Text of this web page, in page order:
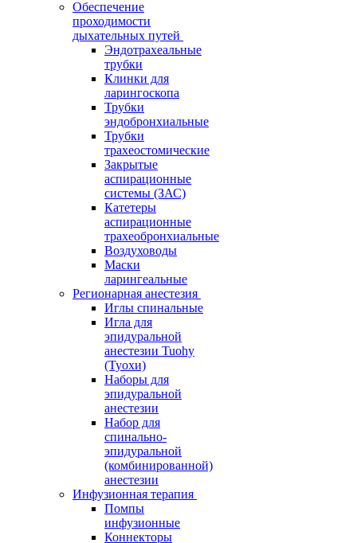
Обеспечение
проходимости
дыхательных путей
Эндотрахеальные
трубки
Клинки для
ларингоскопа
Трубки
эндобронхиальные
Трубки
трахеостомические
Закрытые
аспирационные
системы (ЗАС)
Катетеры
аспирационные
трахеобронхиальные
Воздуховоды
Маски
ларингеальные
Регионарная анестезия
Иглы спинальные
Игла для
эпидуральной
анестезии Tuohy
(Туохи)
Наборы для
эпидуральной
анестезии
Набор для
спинально-
эпидуральной
(комбинированной)
анестезии
Инфузионная терапия
Помпы
инфузионные
Коннекторы